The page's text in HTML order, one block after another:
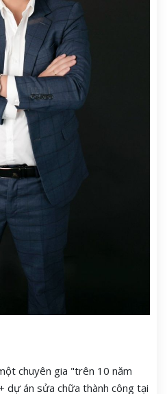
chuyên gia "trên 10 năm
dự án sửa chữa thành công tại